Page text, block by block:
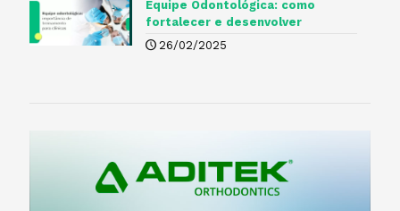
Equipe Odontológica: como
fortalecer e desenvolver
26/02/2025